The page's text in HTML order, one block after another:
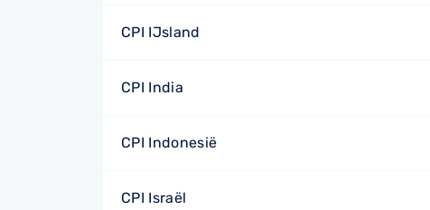
CPI IJsland
CPI India
CPI Indonesië
CPI Israël